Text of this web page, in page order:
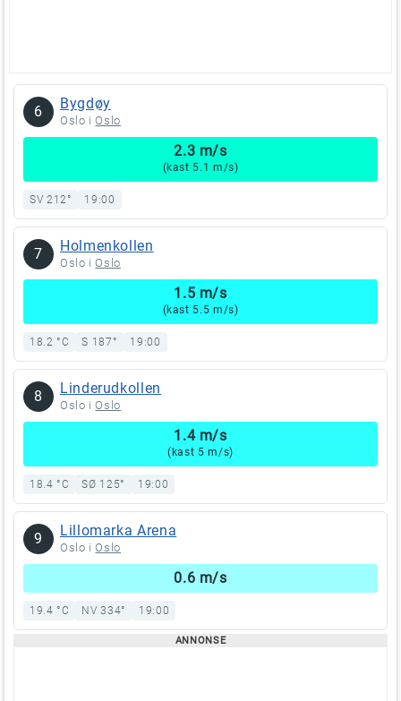
6 Bygdøy
Oslo iOslo
2.3 m/s
(kast 5.1 m/s)
SV 212° 19:00
7 Holmenkollen
Oslo iOslo
1.5 m/s
(kast 5.5 m/s)
18.2 °C S 187° 19:00
8 Linderudkollen
Oslo iOslo
1.4 m/s
(kast 5 m/s)
18.4 °C SØ 125° 19:00
9 Lillomarka Arena
Oslo iOslo
0.6 m/s
19.4 °C NV 334° 19:00